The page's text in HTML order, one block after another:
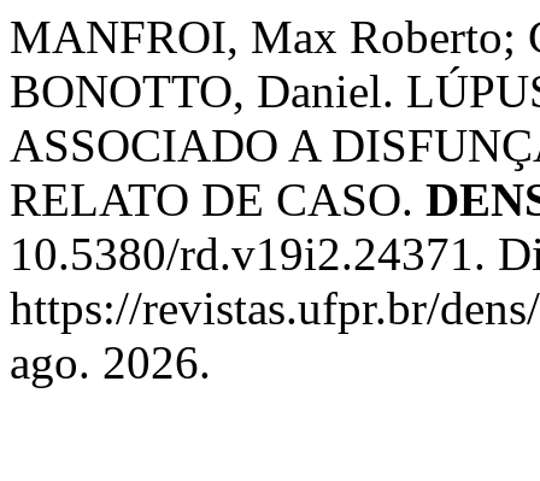
MANFROI, Max Roberto;
BONOTTO, Daniel.
ASSOCIADO A
RELATO DE CASO.
10.5380/rd.v19i2.24371.
https://revistas.ufpr.br/
ago. 2026.